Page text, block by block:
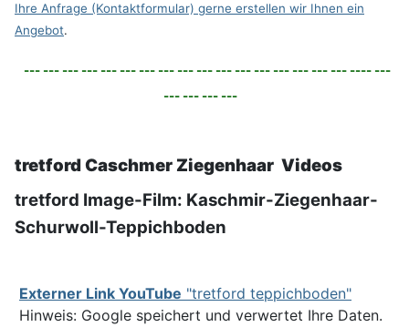
Ihre Anfrage (Kontaktformular) gerne erstellen wir Ihnen ein
Angebot.
--- --- --- --- --- --- --- --- --- --- --- --- --- --- --- --- --- ---- ---
--- --- --- ---
tretford Caschmer Ziegenhaar Videos
tretford Image-Film: Kaschmir-Ziegenhaar-
Schurwoll-Teppichboden
Externer Link YouTube "tretford teppichboden"
Hinweis: Google speichert und verwertet Ihre Daten.